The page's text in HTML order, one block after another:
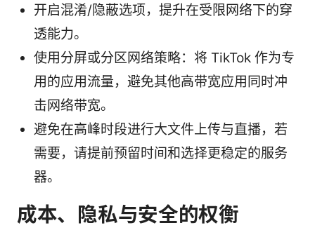
开启混淆/隐蔽选项，提升在受限网络下的穿
透能力。
使用分屏或分区网络策略：将 TikTok 作为专
用的应用流量，避免其他高带宽应用同时冲
击网络带宽。
避免在高峰时段进行大文件上传与直播，若
需要，请提前预留时间和选择更稳定的服务
器。
成本、隐私与安全的权衡